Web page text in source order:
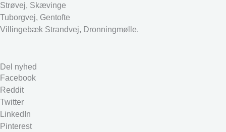
Strøvej, Skævinge
Tuborgvej, Gentofte
Villingebæk Strandvej, Dronningmølle.
Del nyhed
Facebook
Reddit
Twitter
LinkedIn
Pinterest